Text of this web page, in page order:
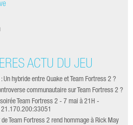
ACTU DU JEU
Un hybride entre Quake et Team Fortress 2 ?
communautaire sur Team Fortress 2 ?
Team Fortress 2 - 7 mai à 21H -
Team Fortress 2 rend hommage à Rick May